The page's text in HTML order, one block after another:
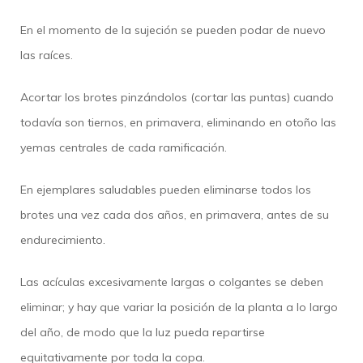
En el momento de la sujeción se pueden podar de nuevo
las raíces.
Acortar los brotes pinzándolos (cortar las puntas) cuando
todavía son tiernos, en primavera, eliminando en otoño las
yemas centrales de cada ramificación.
En ejemplares saludables pueden eliminarse todos los
brotes una vez cada dos años, en primavera, antes de su
endurecimiento.
Las acículas excesivamente largas o colgantes se deben
eliminar; y hay que variar la posición de la planta a lo largo
del año, de modo que la luz pueda repartirse
equitativamente por toda la copa.